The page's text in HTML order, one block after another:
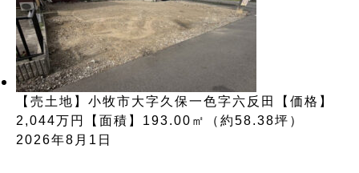
【売土地】小牧市大字久保一色字六反田【価格】
2,044万円【面積】193.00㎡（約58.38坪）
2026年8月1日